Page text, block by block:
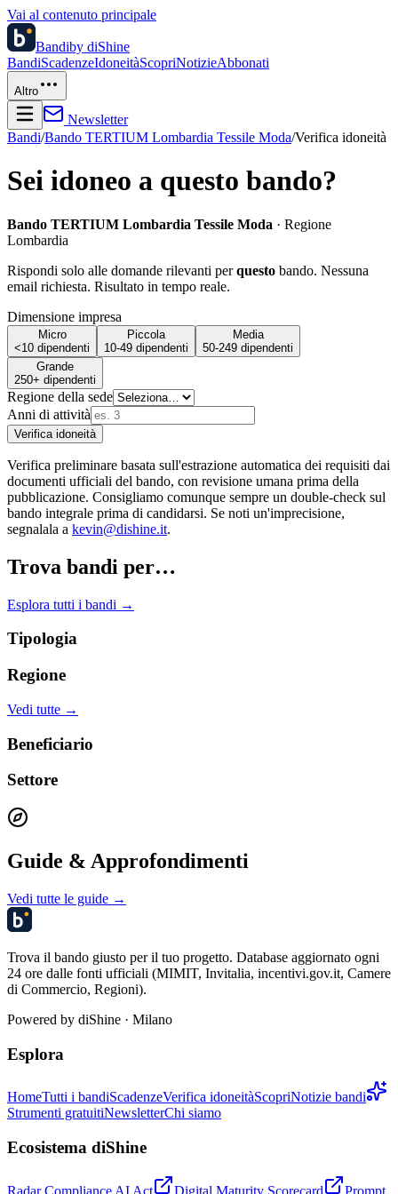
Vai al contenuto principale
Bandiby diShine
BandiScadenzeIdoneitàScopriNotizieAbbonati
Altro
Newsletter
Bandi/Bando TERTIUM Lombardia Tessile Moda/Verifica idoneità
Sei idoneo a questo bando?
Bando TERTIUM Lombardia Tessile Moda · Regione
Lombardia
Rispondi solo alle domande rilevanti perquesto bando. Nessuna
email richiesta. Risultato in tempo reale.
Dimensione impresa
Micro
<10 dipendenti
Piccola
10-49 dipendenti
Media
50-249 dipendenti
Grande
250+ dipendenti
Regione della sede
Anni di attività
Verifica idoneità
Verifica preliminare basata sull'estrazione automatica dei requisiti dai
documenti ufficiali del bando, con revisione umana prima della
pubblicazione. Consigliamo comunque sempre un double-check sul
bando integrale prima di candidarsi. Se noti un'imprecisione,
segnalala a kevin@dishine.it.
Trova bandi per…
Esplora tutti i bandi →
Tipologia
Regione
Vedi tutte →
Beneficiario
Settore
Guide & Approfondimenti
Vedi tutte le guide →
Trova il bando giusto per il tuo progetto. Database aggiornato ogni
24 ore dalle fonti ufficiali (MIMIT, Invitalia, incentivi.gov.it, Camere
di Commercio, Regioni).
Powered by diShine · Milano
Esplora
HomeTutti i bandiScadenzeVerifica idoneitàScopriNotizie bandi
Strumenti gratuitiNewsletterChi siamo
Ecosistema diShine
Radar Compliance AI Act Digital Maturity Scorecard Prompt